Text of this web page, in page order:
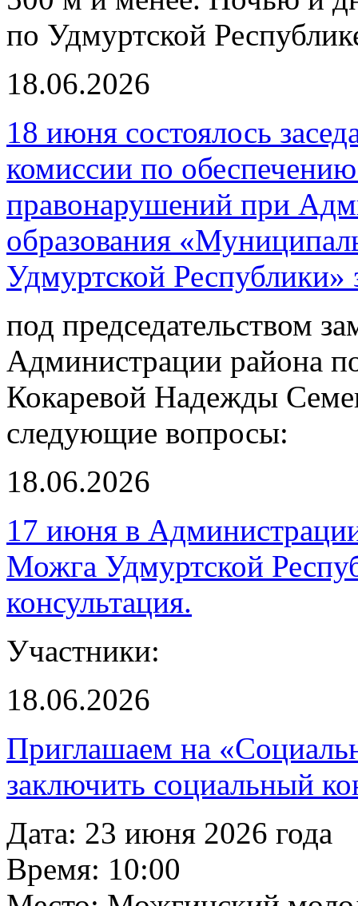
по Удмуртской
18.06.2026
18 июня состоялось
комиссии по
правонарушений при
образования
Удмуртской Республики»
под председательством
Администрации района
Кокаревой Надежды
следующие вопросы:
18.06.2026
17 июня в
Можга Удмуртской
консультация.
Участники:
18.06.2026
Приглашаем на
заключить социальный
Дата: 23 июня 2026 года
Время: 10:00